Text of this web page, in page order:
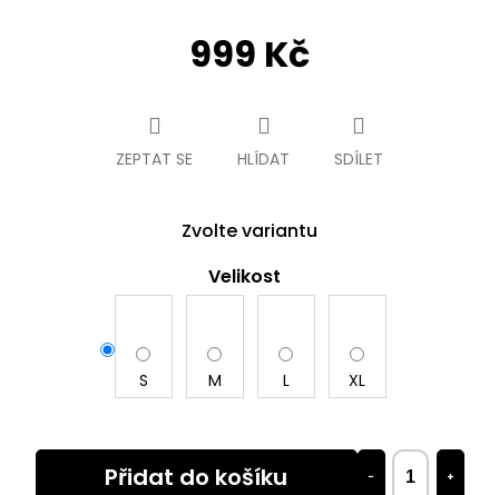
999 Kč
Zvolte variantu
Velikost
S M L XL
+
−
Přidat do košíku
ZEPTAT SE HLÍDAT SDÍLET